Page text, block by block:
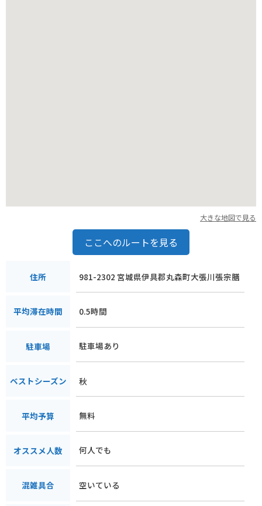
大きな地図で見る
ここへのルートを見る
住所 981-2302 宮城県伊具郡丸森町大張川張宗膳
平均滞在時間 0.5時間
駐車場 駐車場あり
ベストシーズン 秋
平均予算 無料
オススメ人数 何人でも
混雑具合 空いている